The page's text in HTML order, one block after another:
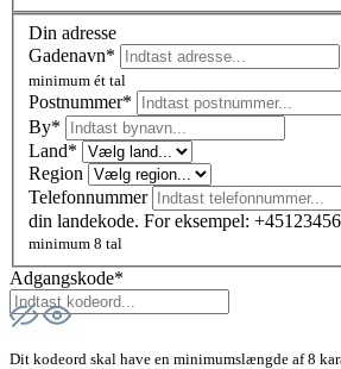
Din adresse
Gadenavn*
minimum ét tal
Postnummer*
By*
Land*
Region
Telefonnummer
din landekode. For eksempel:
minimum 8 tal
Adgangskode*
Dit kodeord skal have en minimumslængde af 8